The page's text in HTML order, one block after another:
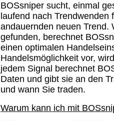
BOSsniper sucht, einmal
laufend nach
andauernden neuen Trend.
gefunden, berechnet
einen optimalen
Handelsmöglichkeit vor,
jedem Signal berechnet
Daten und gibt sie an den
und wann Sie traden.
Warum kann ich mit